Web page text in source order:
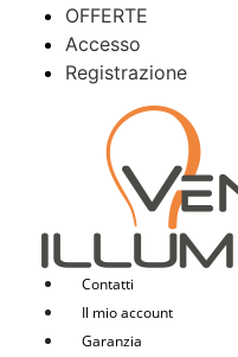
OFFERTE
Accesso
Registrazione
Contatti
Il mio account
Garanzia